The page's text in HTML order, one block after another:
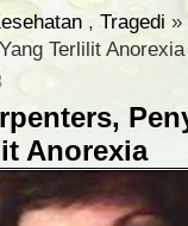
, Tragedi »
Terlilit Anorexia
Anorexia